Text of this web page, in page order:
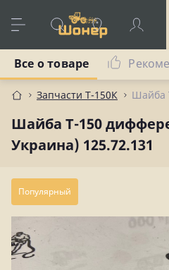
Запчасти Т-150К Шайба
Шайба Т-150
Украина) 125.72.131
Все о товаре
Популярный